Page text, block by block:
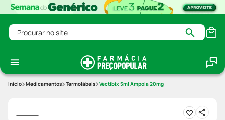
Procurar no site
Medicamentos Termolábeis Vectibix 5ml Ampola 20mg